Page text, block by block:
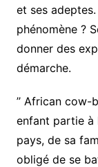
et ses
phénomène ?
donner des
démarche.
’’ African cow-
enfant partie à
pays, de sa
obligé de se